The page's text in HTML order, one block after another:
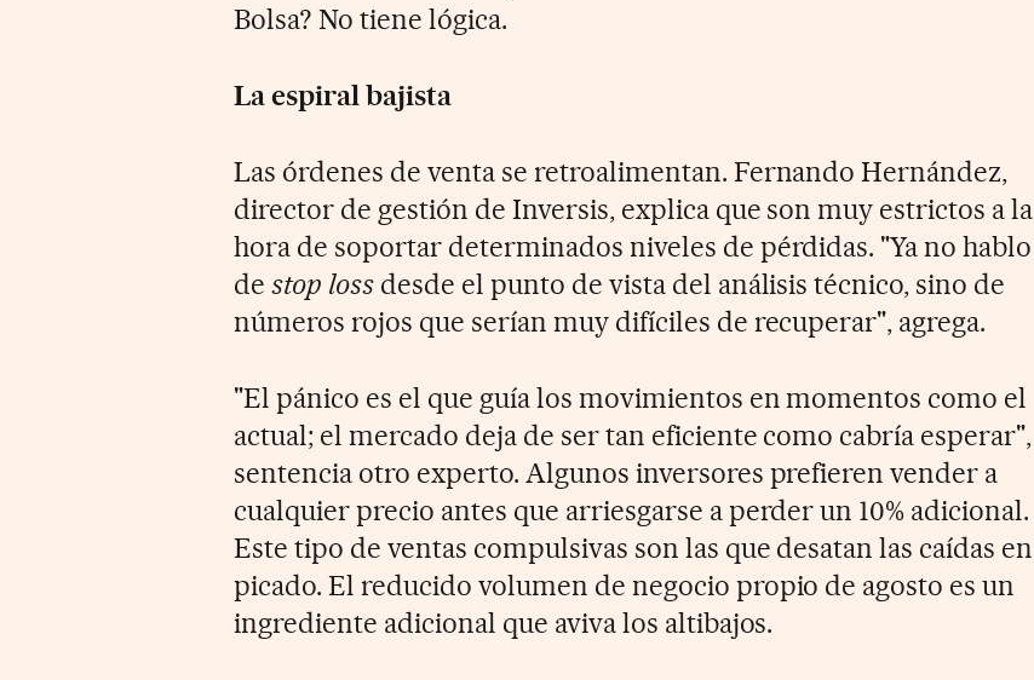
Bolsa? No tiene lógica.
La espiral bajista
Las órdenes de venta se retroalimentan. Fernando Hernández,
director de gestión de Inversis, explica que son muy estrictos a la
hora de soportar determinados niveles de pérdidas. "Ya no hablo
destop loss desde el punto de vista del análisis técnico, sino de
números rojos que serían muy difíciles de recuperar", agrega.
"El pánico es el que guía los movimientos en momentos como el
actual; el mercado deja de ser tan eficiente como cabría esperar",
sentencia otro experto. Algunos inversores prefieren vender a
cualquier precio antes que arriesgarse a perder un 10% adicional.
Este tipo de ventas compulsivas son las que desatan las caídas en
picado. El reducido volumen de negocio propio de agosto es un
ingrediente adicional que aviva los altibajos.